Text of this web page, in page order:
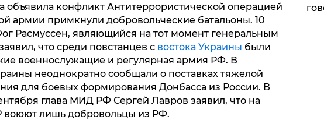
объявила конфликт Антитеррористической операцией
армии примкнули добровольческие батальоны. 10
Расмуссен, являющийся на тот момент генеральным
что среди повстанцев с востока Украины были
военнослужащие и регулярная армия РФ. В
неоднократно сообщали о поставках тяжелой
для боевых формирования Донбасса из России. В
глава МИД РФ Сергей Лавров заявил, что на
воюют лишь добровольцы из РФ.